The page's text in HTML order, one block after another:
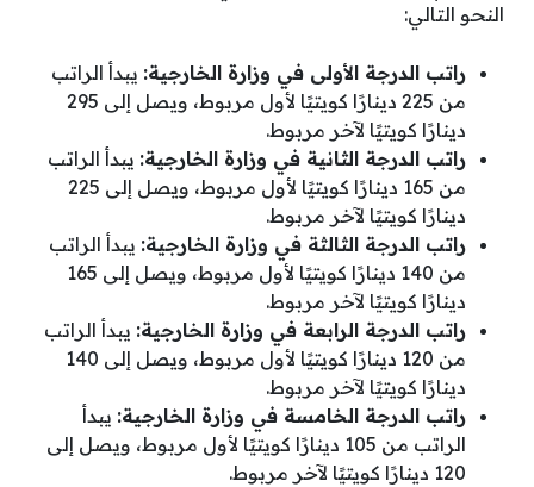
النحو التالي:
راتب الدرجة الأولى في وزارة الخارجية: يبدأ الراتب
من 225 دينارًا كويتيًا لأول مربوط، ويصل إلى 295
دينارًا كويتيًا لآخر مربوط.
راتب الدرجة الثانية في وزارة الخارجية: يبدأ الراتب
من 165 دينارًا كويتيًا لأول مربوط، ويصل إلى 225
دينارًا كويتيًا لآخر مربوط.
راتب الدرجة الثالثة في وزارة الخارجية: يبدأ الراتب
من 140 دينارًا كويتيًا لأول مربوط، ويصل إلى 165
دينارًا كويتيًا لآخر مربوط.
راتب الدرجة الرابعة في وزارة الخارجية: يبدأ الراتب
من 120 دينارًا كويتيًا لأول مربوط، ويصل إلى 140
دينارًا كويتيًا لآخر مربوط.
راتب الدرجة الخامسة في وزارة الخارجية: يبدأ
الراتب من 105 دينارًا كويتيًا لأول مربوط، ويصل إلى
120 دينارًا كويتيًا لآخر مربوط.